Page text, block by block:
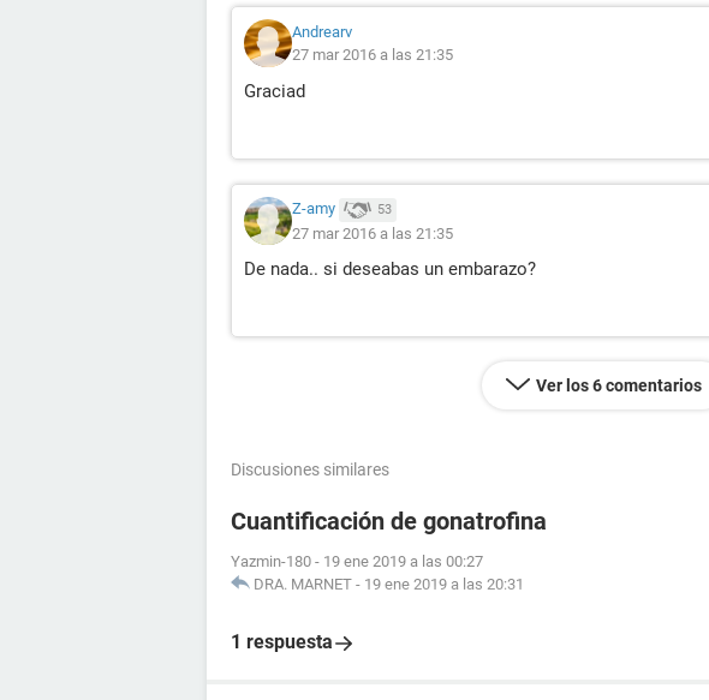
Andrearv
27 mar 2016 a las 21:35
Graciad
Z-amy 53
27 mar 2016 a las 21:35
De nada.. si deseabas un embarazo?
Ver los 6 comentarios
Discusiones similares
Cuantificación de gonatrofina
Yazmin-180 - 19 ene 2019 a las 00:27
DRA. MARNET - 19 ene 2019 a las 20:31
1 respuesta